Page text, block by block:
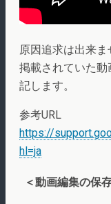
原因追求は出来
掲載されていた
記します。
参考URL
https://
hl=ja
＜動画編集の保